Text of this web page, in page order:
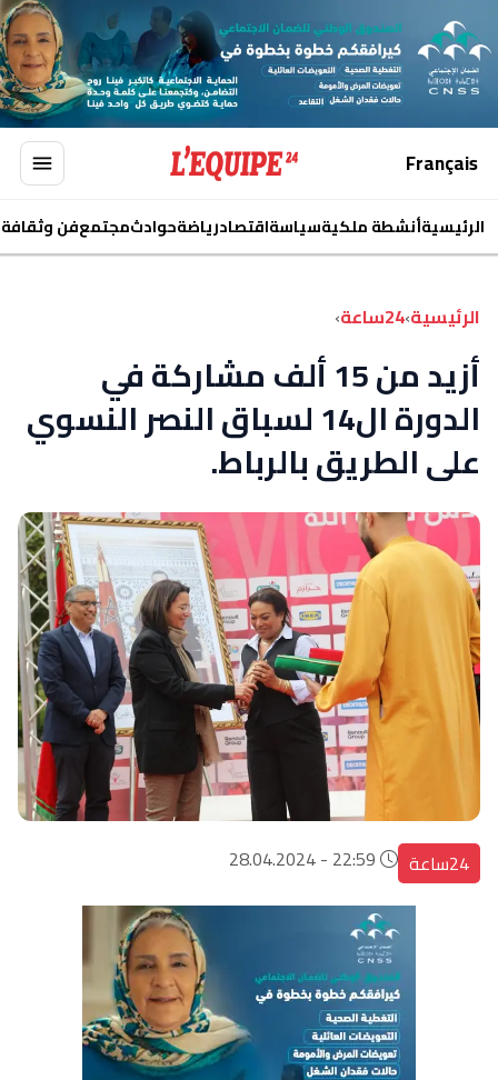
Français
الرئيسيةأنشطة ملكيةسياسةاقتصادرياضةحوادثمجتمعفن وثقافة
الرئيسية›24ساعة ›
أزيد من 15 ألف مشاركة في
الدورة ال14 لسباق النصر النسوي
على الطريق بالرباط.
24ساعة